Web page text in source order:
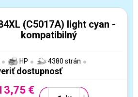
(C5017A) light cyan -
kompatibilný
HP 4380 strán
dostupnosť
€